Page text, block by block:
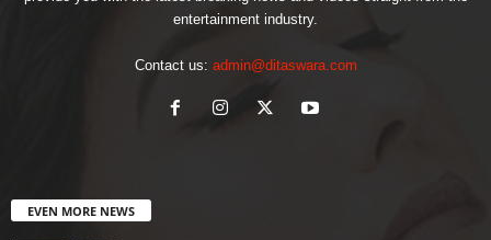
entertainment industry.
Contact us: admin@ditaswara.com
EVEN MORE NEWS